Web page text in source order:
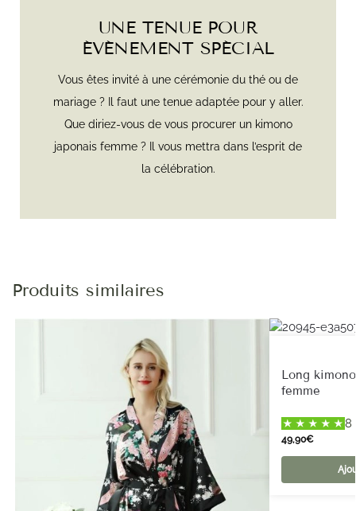
UNE TENUE POUR
ÉVÉNEMENT SPÉCIAL
Vous êtes invité à une cérémonie du thé ou de
mariage ? Il faut une tenue adaptée pour y aller.
Que diriez-vous de vous procurer un kimono
japonais femme ? Il vous mettra dans l’esprit de
la célébration.
Produits similaires
Long
femme
8
49,90€